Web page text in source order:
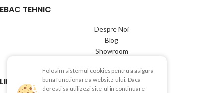
EBAC TEHNIC
Despre Noi
Blog
Showroom
LINK-URI UTILE
Folosim sistemul cookies pentru a asigura
buna functionare a website-ului. Daca
doresti sa utilizezi site-ul in continuare